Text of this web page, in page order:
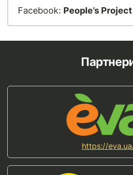
Facebook: People’s Project
https://